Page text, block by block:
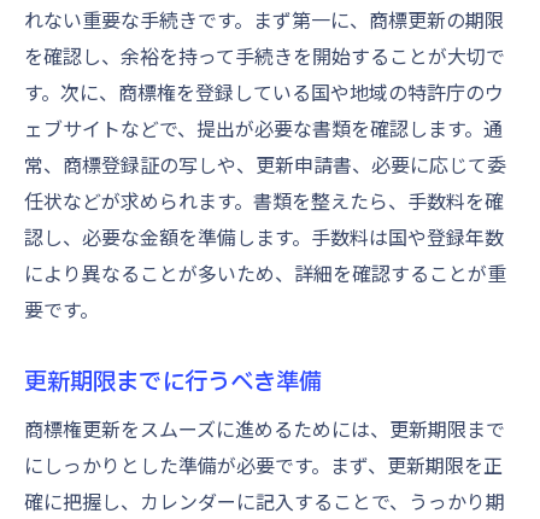
れない重要な手続きです。まず第一に、商標更新の期限
を確認し、余裕を持って手続きを開始することが大切で
す。次に、商標権を登録している国や地域の特許庁のウ
ェブサイトなどで、提出が必要な書類を確認します。通
常、商標登録証の写しや、更新申請書、必要に応じて委
任状などが求められます。書類を整えたら、手数料を確
認し、必要な金額を準備します。手数料は国や登録年数
により異なることが多いため、詳細を確認することが重
要です。
更新期限までに行うべき準備
商標権更新をスムーズに進めるためには、更新期限まで
にしっかりとした準備が必要です。まず、更新期限を正
確に把握し、カレンダーに記入することで、うっかり期